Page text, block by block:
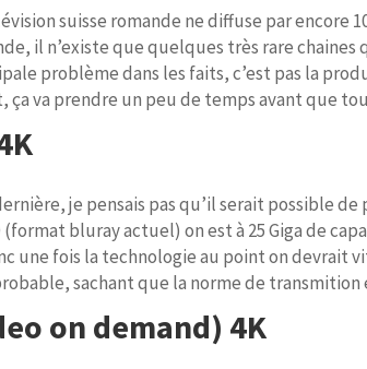
suisse romande ne diffuse par encore
il n’existe que quelques très rare
problème dans les faits, c’est pas la
ça va prendre un peu de temps avant que
je pensais pas qu’il serait possible
(format bluray actuel) on est à 25 Giga de
une fois la technologie au point on
sachant que la norme de
on demand) 4K